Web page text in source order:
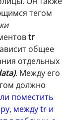
тегом
tr
общее
отдельных
. Между его
должно
поместить
между tr и